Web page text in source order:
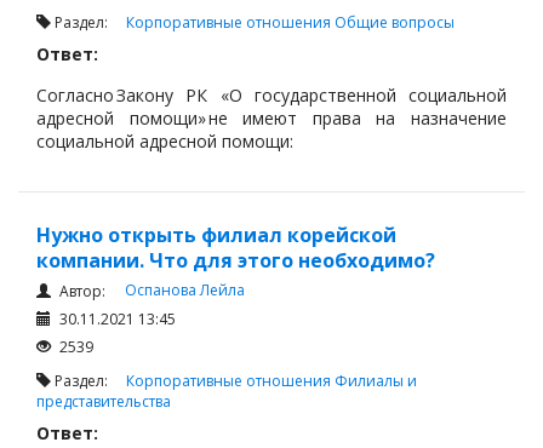
Раздел: Корпоративные отношения Общие вопросы
Ответ:
Согласно Закону РК «О государственной социальной
адресной помощи» не имеют права на назначение
социальной адресной помощи:
семье, трудоспособный член которой
отказался от участия в мерах содействия
занятости, – в течение 6 месяцев со дня
отказа от участия в мерах содействия
занятости;
Нужно открыть филиал корейской
компании. Что для этого необходимо?
Автор:
Оспанова Лейла
30.11.2021 13:45
2539
Раздел: Корпоративные отношения Филиалы и
представительства
Ответ: